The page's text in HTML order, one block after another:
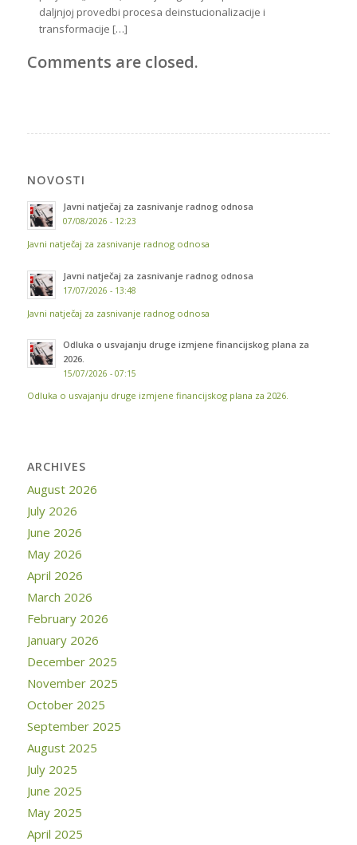
daljnjoj provedbi procesa deinstucionalizacije i
transformacije […]
Comments are closed.
NOVOSTI
Javni natječaj za zasnivanje radnog odnosa
07/08/2026 - 12:23
Javni natječaj za zasnivanje radnog odnosa
Javni natječaj za zasnivanje radnog odnosa
17/07/2026 - 13:48
Javni natječaj za zasnivanje radnog odnosa
Odluka o usvajanju druge izmjene financijskog plana za
2026.
15/07/2026 - 07:15
Odluka o usvajanju druge izmjene financijskog plana za 2026.
ARCHIVES
August 2026
July 2026
June 2026
May 2026
April 2026
March 2026
February 2026
January 2026
December 2025
November 2025
October 2025
September 2025
August 2025
July 2025
June 2025
May 2025
April 2025